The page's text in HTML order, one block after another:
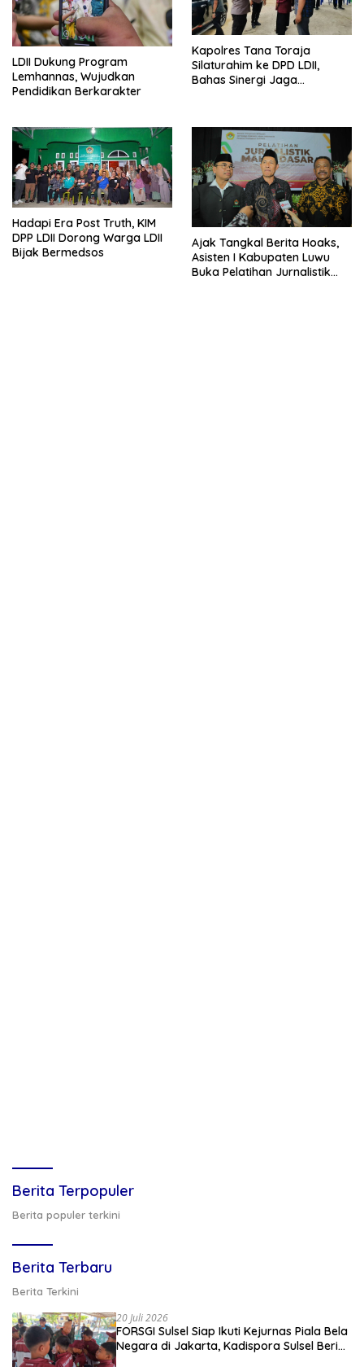
LDII Dukung Program
Lemhannas, Wujudkan
Pendidikan Berkarakter
Kapolres Tana Toraja
Silaturahim ke DPD LDII,
Bahas Sinergi Jaga
Hadapi Era Post Truth, KIM
DPP LDII Dorong Warga LDII
Bijak Bermedsos
Ajak Tangkal Berita Hoaks,
Asisten I Kabupaten Luwu
Buka Pelatihan Jurnalistik
Berita Terpopuler
Berita populer terkini
Berita Terbaru
Berita Terkini
20 Juli 2026
FORSGI Sulsel Siap Ikuti Kejurnas Piala Bela
Negara di Jakarta, Kadispora Sulsel Beri